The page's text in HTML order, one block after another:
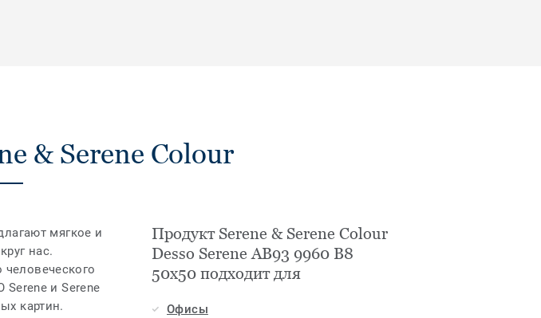
& Serene Colour
мягкое и
нас.
Serene и Serene
картин.
Продукт Serene & Serene Colour
Desso Serene AB93 9960 B8
50x50 подходит для
Офисы